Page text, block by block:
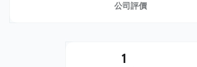
公司評價
1